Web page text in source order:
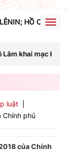
HỒ CHÍ
Trung ương
luật
phủ
của Chính